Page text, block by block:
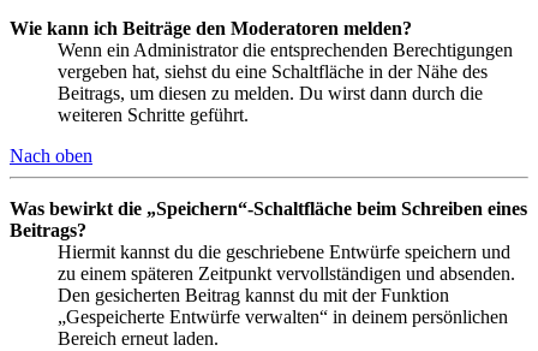
Wie kann ich Beiträge den Moderatoren melden?
Wenn ein Administrator die entsprechenden Berechtigungen
vergeben hat, siehst du eine Schaltfläche in der Nähe des
Beitrags, um diesen zu melden. Du wirst dann durch die
weiteren Schritte geführt.
Nach oben
Was bewirkt die „Speichern“-Schaltfläche beim Schreiben eines
Beitrags?
Hiermit kannst du die geschriebene Entwürfe speichern und
zu einem späteren Zeitpunkt vervollständigen und absenden.
Den gesicherten Beitrag kannst du mit der Funktion
„Gespeicherte Entwürfe verwalten“ in deinem persönlichen
Bereich erneut laden.